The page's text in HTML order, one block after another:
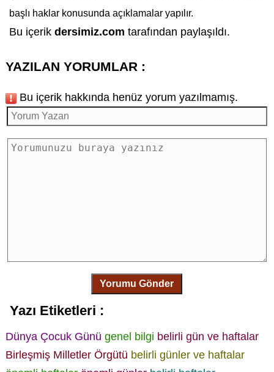
başlı haklar konusunda açıklamalar yapılır.
Bu içerik dersimiz.com tarafından paylaşıldı.
YAZILAN YORUMLAR :
Bu içerik hakkında henüz yorum yazılmamış.
Yorumu Gönder
Yazı Etiketleri :
Dünya Çocuk Günü genel bilgi belirli gün ve haftalar
Birleşmiş Milletler Örgütü belirli günler ve haftalar